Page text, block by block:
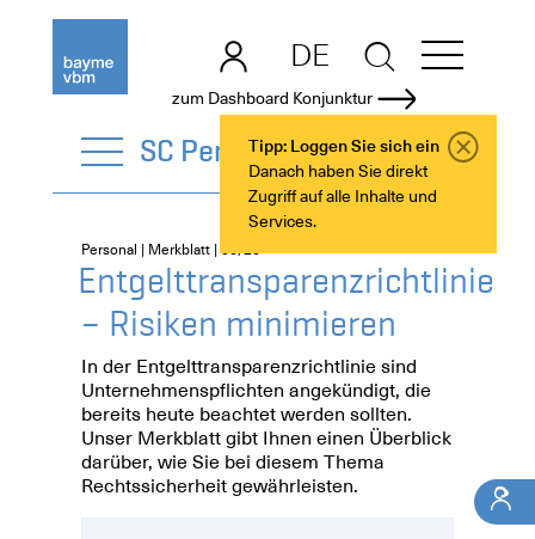
zum Dashboard Konjunktur
Tipp: Loggen Sie sich ein
Danach haben Sie direkt
Zugriff auf alle Inhalte und
Services.
DE
EN
SC Personal
Personal | Merkblatt | 06/26
Entgelttransparenzrichtlinie
– Risiken minimieren
In der Entgelttransparenzrichtlinie sind
Unternehmenspflichten angekündigt, die
bereits heute beachtet werden sollten.
Unser Merkblatt gibt Ihnen einen Überblick
darüber, wie Sie bei diesem Thema
Rechtssicherheit gewährleisten.